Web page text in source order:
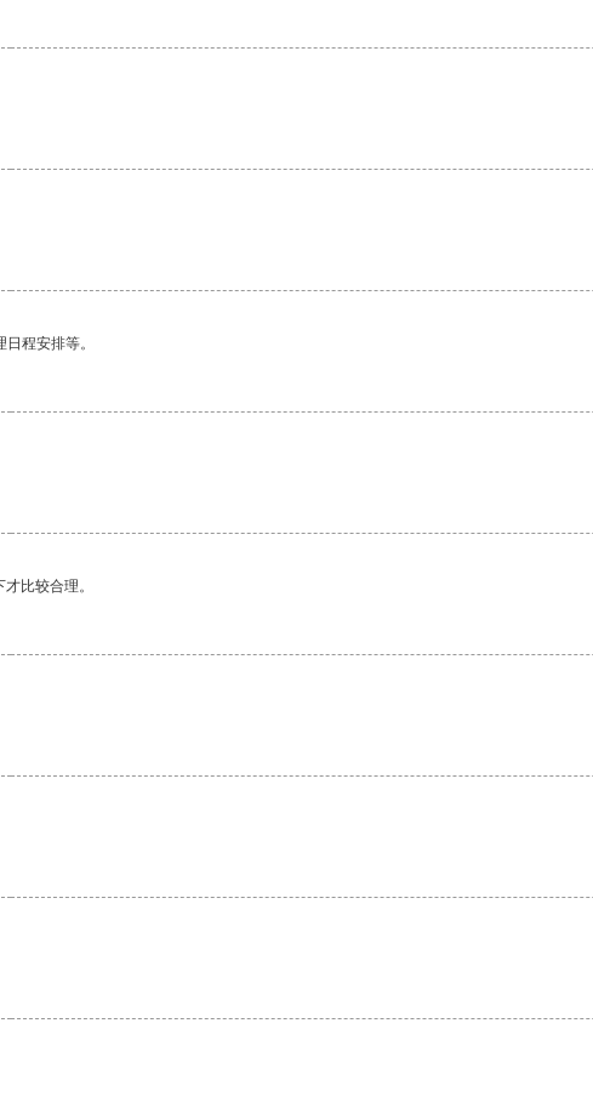
程安排等。
比较合理。